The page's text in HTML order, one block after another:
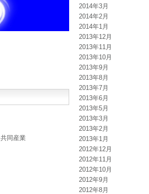
共同産業
2014年3月
2014年2月
2014年1月
2013年12月
2013年11月
2013年10月
2013年9月
2013年8月
2013年7月
2013年6月
2013年5月
2013年3月
2013年2月
2013年1月
2012年12月
2012年11月
2012年10月
2012年9月
2012年8月